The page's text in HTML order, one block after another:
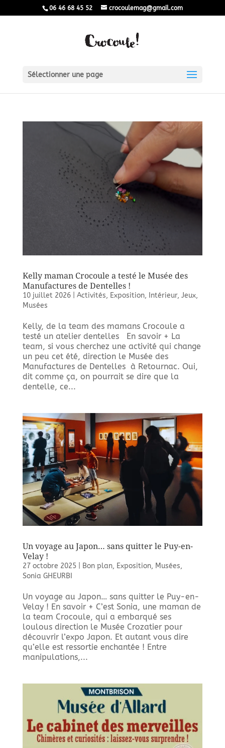
06 46 68 45 52 crocoulemag@gmail.com
Sélectionner une page
Kelly maman Crocoule a testé le Musée des
Manufactures de Dentelles !
10 juillet 2026| Activités, Exposition, Intérieur, Jeux,
Musées
Kelly, de la team des mamans Crocoule a
testé un atelier dentelles En savoir + La
team, si vous cherchez une activité qui change
un peu cet été, direction le Musée des
Manufactures de Dentelles à Retournac. Oui,
dit comme ça, on pourrait se dire que la
dentelle, ce...
Un voyage au Japon… sans quitter le Puy-en-
Velay !
27 octobre 2025| Bon plan, Exposition, Musées,
Sonia GHEURBI
Un voyage au Japon… sans quitter le Puy-en-
Velay ! En savoir + C’est Sonia, une maman de
la team Crocoule, qui a embarqué ses
loulous direction le Musée Crozatier pour
découvrir l’expo Japon. Et autant vous dire
qu’elle est ressortie enchantée ! Entre
manipulations,...